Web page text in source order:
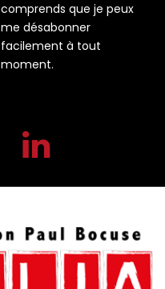
comprends que je peux
me désabonner
facilement à tout
moment.